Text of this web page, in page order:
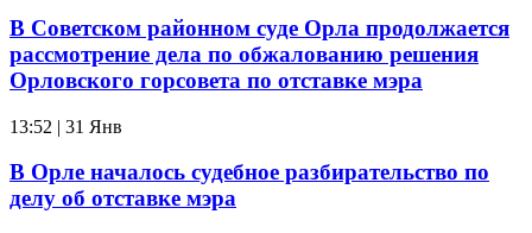
В Советском районном суде Орла продолжается
рассмотрение дела по обжалованию решения
Орловского горсовета по отставке мэра
13:52 | 31 Янв
В Орле началось судебное разбирательство по
делу об отставке мэра